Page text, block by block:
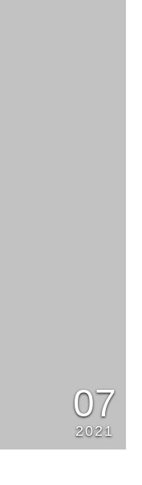
07
2021